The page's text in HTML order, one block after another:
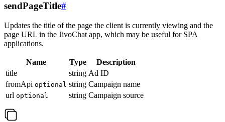
sendPageTitle#
Updates the title of the page the client is currently viewing and the
page URL in the JivoChat app, which may be useful for SPA
applications.
Name Type
Description
title
string Ad ID
fromApi optional string Campaign name
url optional string Campaign source